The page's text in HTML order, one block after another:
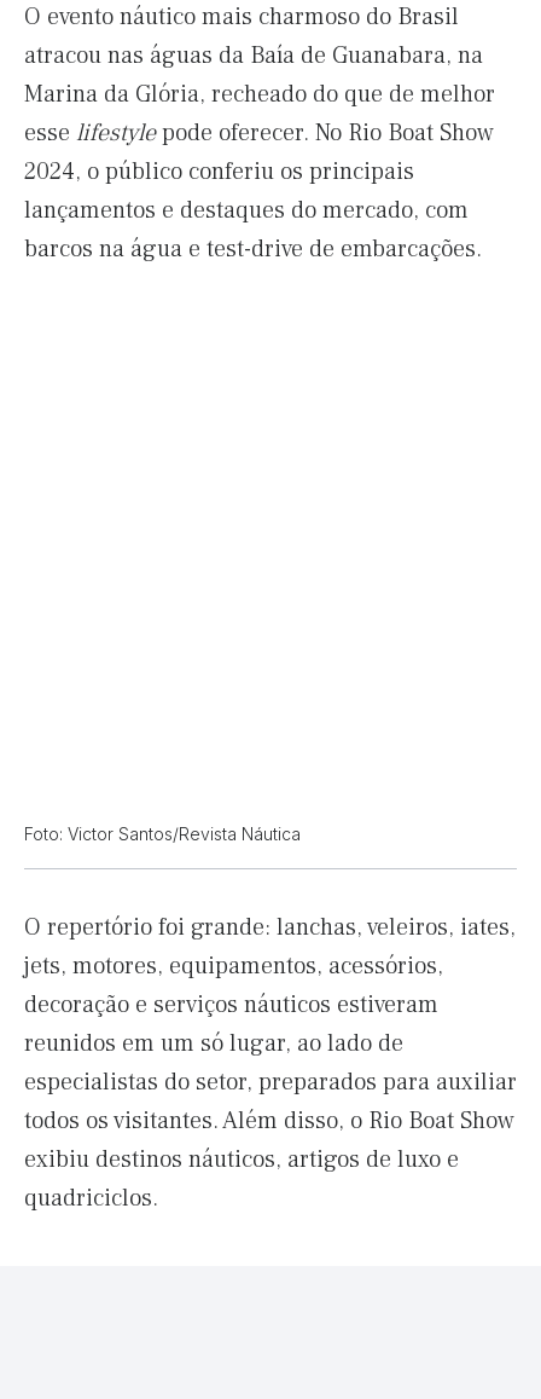
O evento náutico mais charmoso do Brasil
atracou nas águas da Baía de Guanabara, na
Marina da Glória, recheado do que de melhor
esse lifestylepode oferecer. No Rio Boat Show
2024, o público conferiu os principais
lançamentos e destaques do mercado, com
barcos na água e test-drive de embarcações.
Foto: Victor Santos/Revista Náutica
O repertório foi grande: lanchas, veleiros, iates,
jets, motores, equipamentos, acessórios,
decoração e serviços náuticos estiveram
reunidos em um só lugar, ao lado de
especialistas do setor, preparados para auxiliar
todos os visitantes. Além disso, o Rio Boat Show
exibiu destinos náuticos, artigos de luxo e
quadriciclos.